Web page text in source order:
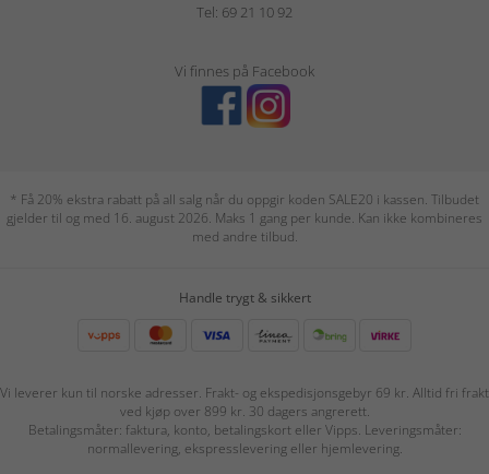
Tel: 69 21 10 92
Vi finnes på Facebook
* Få 20% ekstra rabatt på all salg når du oppgir koden SALE20 i kassen. Tilbudet
gjelder til og med 16. august 2026. Maks 1 gang per kunde. Kan ikke kombineres
med andre tilbud.
Handle trygt & sikkert
Vi leverer kun til norske adresser. Frakt- og ekspedisjonsgebyr 69 kr. Alltid fri frakt
ved kjøp over 899 kr. 30 dagers angrerett.
Betalingsmåter: faktura, konto, betalingskort eller Vipps. Leveringsmåter:
normallevering, ekspresslevering eller hjemlevering.